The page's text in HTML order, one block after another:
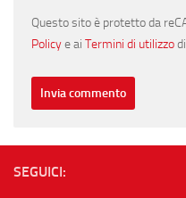
Questo sito è protetto da
Policye ai Termini di utilizzo
SEGUICI: